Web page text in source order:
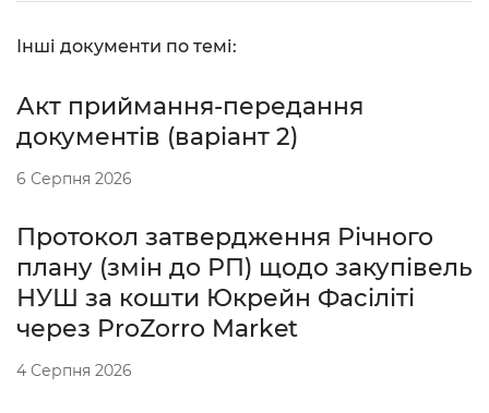
Інші документи по темі:
Акт приймання-передання
документів (варіант 2)
6 Серпня 2026
Протокол затвердження Річного
плану (змін до РП) щодо закупівель
НУШ за кошти Юкрейн Фасіліті
через ProZorro Market
4 Серпня 2026